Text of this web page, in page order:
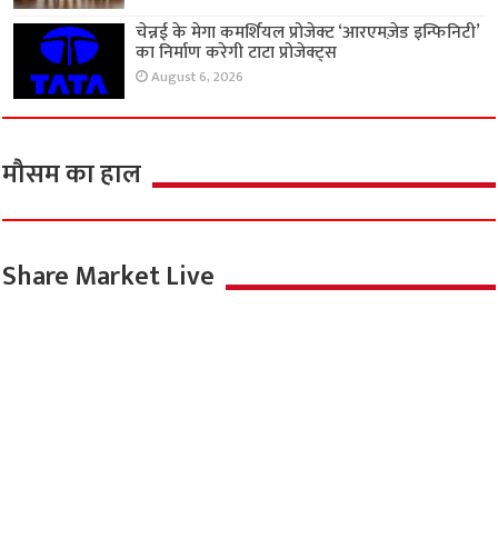
चेन्नई के मेगा कमर्शियल प्रोजेक्ट ‘आरएमज़ेड इन्फिनिटी’
का निर्माण करेगी टाटा प्रोजेक्ट्स
August 6, 2026
मौसम का हाल
Share Market Live